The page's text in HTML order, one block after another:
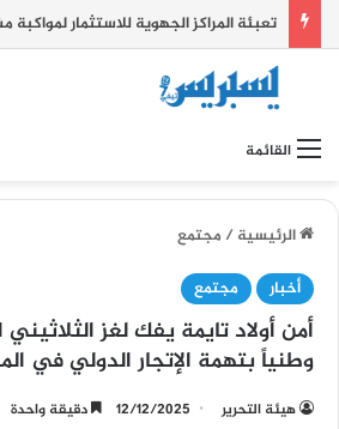
تعبئة المراكز الجهوية للاستثمار لمواكبة
القائمة
الرئيسية/مجتمع
أخبار
مجتمع
أمن أولاد تايمة يفك لغز
وطنياً بتهمة الإتجار الدولي في
هيئة التحرير 12/12/2025 دقيقة واحدة